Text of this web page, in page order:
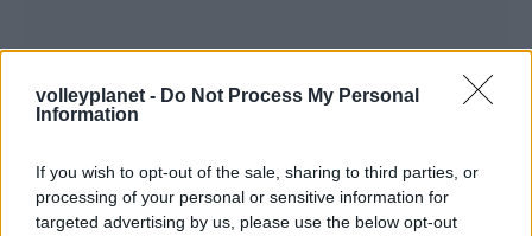
volleyplanet - Do Not Process My Personal
Information
If you wish to opt-out of the sale, sharing to third parties, or
processing of your personal or sensitive information for
targeted advertising by us, please use the below opt-out